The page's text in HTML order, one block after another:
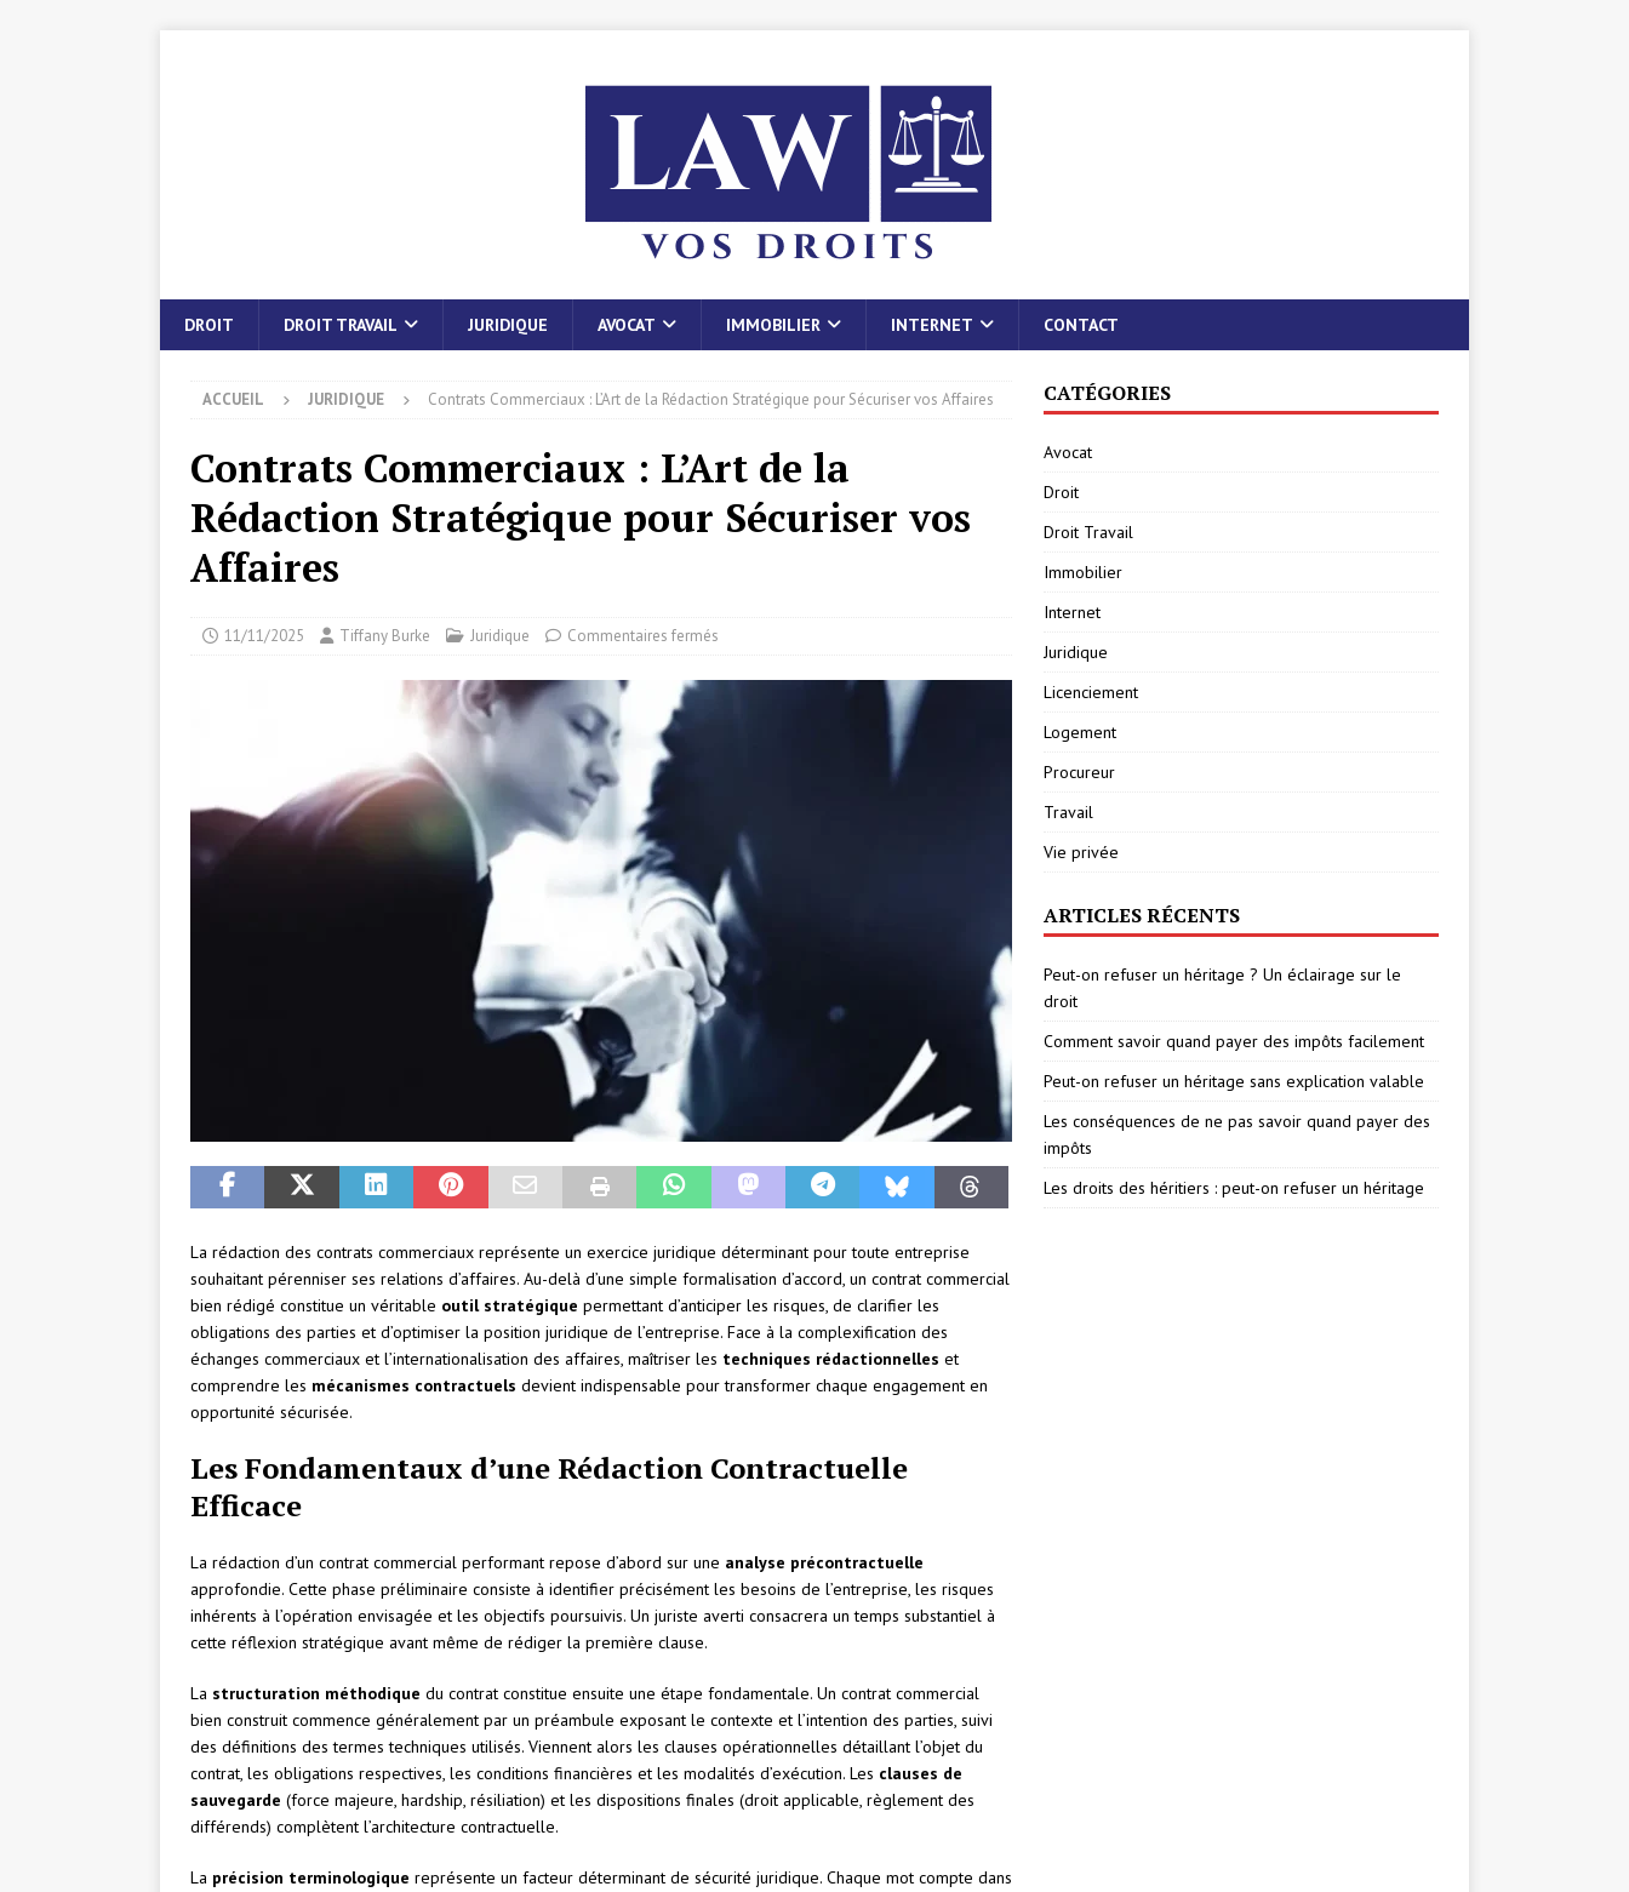
DROIT DROIT TRAVAIL JURIDIQUE AVOCAT IMMOBILIER INTERNET CONTACT
ACCUEIL JURIDIQUE Contrats Commerciaux : L’Art de la Rédaction Stratégique pour Sécuriser vos Affaires
Contrats Commerciaux : L’Art de la
Rédaction Stratégique pour Sécuriser vos
Affaires
11/11/2025 Tiffany Burke Juridique Commentaires fermés
La rédaction des contrats commerciaux représente un exercice juridique déterminant pour toute entreprise
souhaitant pérenniser ses relations d’affaires. Au-delà d’une simple formalisation d’accord, un contrat commercial
bien rédigé constitue un véritable outil stratégique permettant d’anticiper les risques, de clarifier les
obligations des parties et d’optimiser la position juridique de l’entreprise. Face à la complexification des
échanges commerciaux et l’internationalisation des affaires, maîtriser les techniques rédactionnelles et
comprendre les mécanismes contractuels devient indispensable pour transformer chaque engagement en
opportunité sécurisée.
Les Fondamentaux d’une Rédaction Contractuelle
Efficace
La rédaction d’un contrat commercial performant repose d’abord sur une analyse précontractuelle
approfondie. Cette phase préliminaire consiste à identifier précisément les besoins de l’entreprise, les risques
inhérents à l’opération envisagée et les objectifs poursuivis. Un juriste averti consacrera un temps substantiel à
cette réflexion stratégique avant même de rédiger la première clause.
La structuration méthodique du contrat constitue ensuite une étape fondamentale. Un contrat commercial
bien construit commence généralement par un préambule exposant le contexte et l’intention des parties, suivi
des définitions des termes techniques utilisés. Viennent alors les clauses opérationnelles détaillant l’objet du
contrat, les obligations respectives, les conditions financières et les modalités d’exécution. Les clauses de
sauvegarde (force majeure, hardship, résiliation) et les dispositions finales (droit applicable, règlement des
différends) complètent l’architecture contractuelle.
La précision terminologique représente un facteur déterminant de sécurité juridique. Chaque mot compte dans
CATÉGORIES
Avocat
Droit
Droit Travail
Immobilier
Internet
Juridique
Licenciement
Logement
Procureur
Travail
Vie privée
ARTICLES RÉCENTS
Peut-on refuser un héritage ? Un éclairage sur le
droit
Comment savoir quand payer des impôts facilement
Peut-on refuser un héritage sans explication valable
Les conséquences de ne pas savoir quand payer des
impôts
Les droits des héritiers : peut-on refuser un héritage